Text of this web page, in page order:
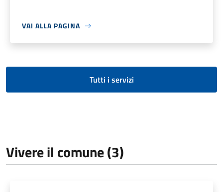
VAI ALLA PAGINA
Tutti i servizi
Vivere il comune (3)